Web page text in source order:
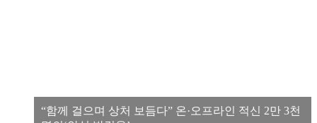
“함께 걸으며 상처 보듬다” 온·오프라인 적신 2만 3천